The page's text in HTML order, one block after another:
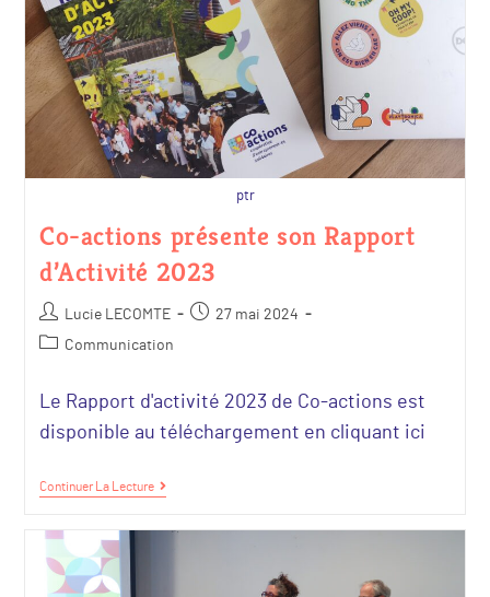
ptr
Co-actions présente son Rapport
d’Activité 2023
Lucie LECOMTE
27 mai 2024
Communication
Le Rapport d'activité 2023 de Co-actions est
disponible au téléchargement en cliquant ici
Continuer La Lecture